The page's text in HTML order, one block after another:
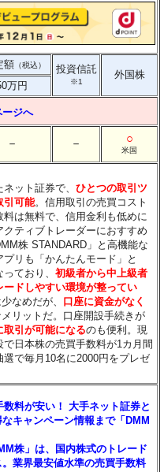
額 （税込） 投資信託
※1
外国株
万円
ジへ
－ － ○
米国
ネット証券で、ひとつの取引ツ
引可能。信用取引の売買コスト
は無料で、信用金利も低めに
ティブトレーダーにおすすめ
株 STANDARD」と高機能な
リも「かんたんモード」と
っており、初級者から中上級者
ドしやすい環境が整ってい
なめだが、 口座に資金がなく
リットだ。口座開設手続きが
取引が可能になるのも便利。現
日本株の売買手数料が1カ月間
で毎月10名に2000円をプレゼ
料が安い！ 大手ネット証券と
キャンペーン情報まで「DMM
株」は、国内株式のトレード
業界最安値水準の売買手数料